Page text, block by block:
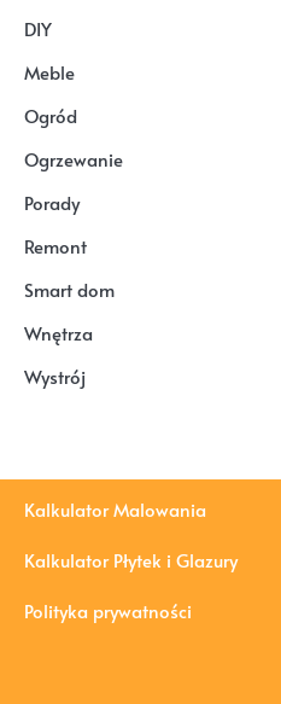
DIY
Meble
Ogród
Ogrzewanie
Porady
Remont
Smart dom
Wnętrza
Wystrój
Kalkulator Malowania
Kalkulator Płytek i Glazury
Polityka prywatności